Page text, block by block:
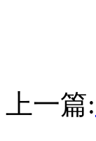
上一篇: